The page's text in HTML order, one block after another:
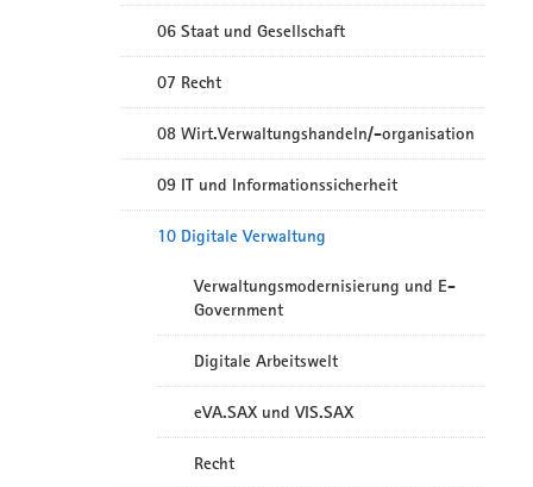
06 Staat und Gesellschaft
07 Recht
08 Wirt.Verwaltungshandeln/-organisation
09 IT und Informationssicherheit
10 Digitale Verwaltung
Verwaltungsmodernisierung und E-
Government
Digitale Arbeitswelt
eVA.SAX und VIS.SAX
Recht